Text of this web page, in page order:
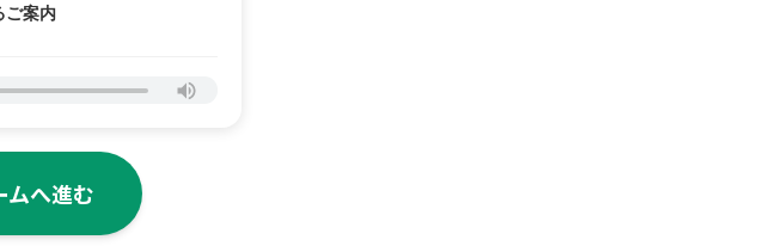
ご案内
ムへ進む